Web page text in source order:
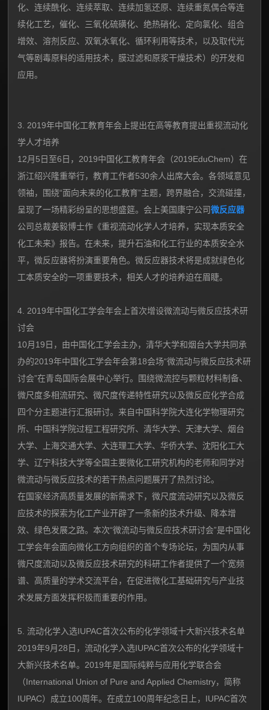
化、连续酰化、连续萃取、连续加氢还原、连续重氮偶合等连
续化工艺，催化、三氧化硫磺化、绝热硝化、定向氯化、组合
增效、溶剂反应、双氧水氧化、循环利用等技术，以及取代光
气等剧毒原料的适用技术，膜过滤和原浆干燥技术）的开发和
应用。
3. 2019年中国化工教育年会上提出在高等教育提出重视流动化
学人才培养
12月5日至6日，2019中国化工教育年会（2019EduChem）在
浙江绍兴隆重举行，教育工作者530余人出席大会。各领域意见
领袖，围绕“面向未来的化工教育”主题，跨界融合，交流碰撞，
呈现了一场精彩纷呈的思想盛筵。会上美国康宁公司微反应器
公司总裁姜毅博士作《重视流动化学人才培养，实现本质安全
化工未来》报告。在未来，提升石油和化工行业的本质安全水
平，微反应器将扮演重要角色。微反应器技术将是成就绿色化
工本质安全的一项重要技术，相关人才的培养迫在眉睫。
4. 2019年中国化工学会年会上首次增设微流动与微反应技术研
讨会
10月19日，由中国化工学会主办，清华大学和烟台大学共同承
办的2019年中国化工学会年会第18会场“微流动与微反应技术研
讨会”在青岛国际会展中心举行。围绕微流控与颗粒材料制备、
微尺度多相流研究、微尺度传递特性研究以及微反应化学合成
四个分主题进行汇报研讨。来自中国科学院大连化学物理研究
所、中国科学院过程工程研究所、清华大学、天津大学、烟台
大学、上海交通大学、大连理工大学、华侨大学、沈阳化工大
学、辽宁科技大学等全国主要微化工研究机构的老师和同学对
微流动与微反应技术的若干热点问题展开了热烈讨论。
在国家经济高质量发展的新需求下，微尺度流动研究以及微反
应技术的探索为化工产业开辟了一条新的技术升级、降本增
效、绿色发展之路。本次“微流动与微反应技术研讨会”是中国化
工学会年会面向微化工方向组织的首个专场论坛，为国内从事
微尺度流动以及微反应技术研究的科研工作者提供了一个宽频
谱、高质量的学术交流平台，在促进微化工基础研究与产业技
术发展方面发挥积极而重要的作用。
5. 流动化学入选IUPAC首次公布的化学领域十大新兴技术名单
2019年9月28日，流动化学入选IUPAC首次公布的化学领域十
大新兴技术名单。2019年是国际纯粹与应用化学联合会
（International Union of Pure and Applied Chemistry，简称
IUPAC）成立100周年。在成立100周年纪念日上，IUPAC首次